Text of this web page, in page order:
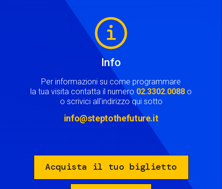
Info
Per informazioni su come programmare
la tua visita contatta il numero 02.3302.0088 o
o scrivici all'indirizzo qui sotto
info@steptothefuture.it
Acquista il tuo biglietto